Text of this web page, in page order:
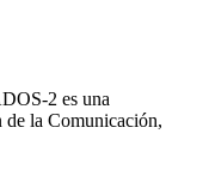
2 es una
de la Comunicación,